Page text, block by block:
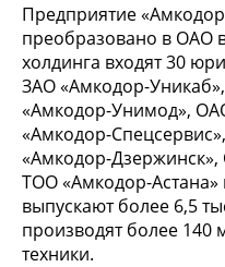
Предприятие
преобразовано в ОАО в
холдинга входят 30
ЗАО «Амкодор-
«Амкодор-Унимод»,
«Амкодор-
«Амкодор-
ТОО «Амкодор-Астана»
выпускают более 6,5
производят более
техники.